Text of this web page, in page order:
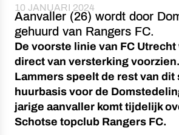
10 JANUARI 2024
Aanvaller (26) wordt door
gehuurd van Rangers FC.
De voorste linie van FC
direct van versterking
Lammers speelt de rest van dit
huurbasis voor de
jarige aanvaller komt tijdelijk
Schotse topclub Rangers FC.